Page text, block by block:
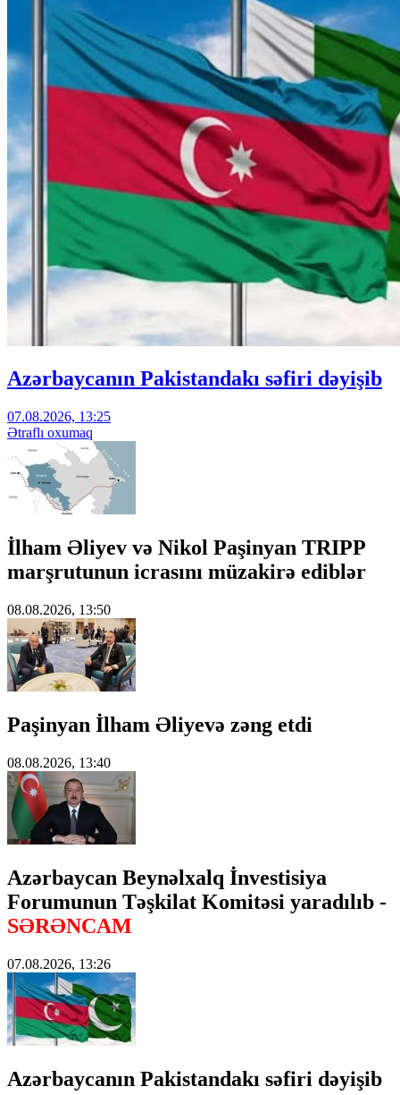
Azərbaycanın Pakistandakı səfiri dəyişib
07.08.2026, 13:25
Ətraflı oxumaq
İlham Əliyev və Nikol Paşinyan TRIPP
marşrutunun icrasını müzakirə ediblər
08.08.2026, 13:50
Paşinyan İlham Əliyevə zəng etdi
08.08.2026, 13:40
Azərbaycan Beynəlxalq İnvestisiya
Forumunun Təşkilat Komitəsi yaradılıb -
SƏRƏNCAM
07.08.2026, 13:26
Azərbaycanın Pakistandakı səfiri dəyişib